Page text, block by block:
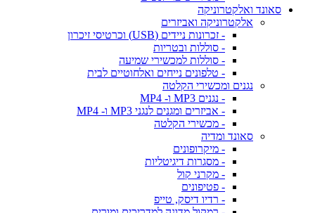
סאונד ואלקטרוניקה
אלקטרוניקה ואביזרים
- זכרונות ניידים (USB) וכרטיסי זיכרון
- סוללות ובטריות
- סוללות למכשירי שמיעה
- טלפונים נייחים ואלחוטיים לבית
נגנים ומכשירי הקלטה
- נגנים MP3 ו- MP4
- אביזרים ומגנים לנגני MP3 ו- MP4
- מכשירי הקלטה
סאונד ומדיה
- מיקרופונים
- מסגרות דיגיטליות
- מקרני קול
- פטיפונים
- רדיו דיסק, טייפ